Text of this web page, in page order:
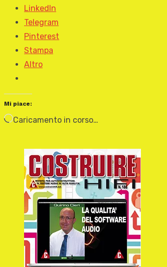
LinkedIn
Telegram
Pinterest
Stampa
Altro
Mi piace:
Caricamento in corso…